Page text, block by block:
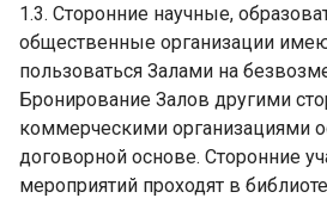
1.3. Сторонние научные,
общественные организации
пользоваться Залами на
Бронирование Залов другими
коммерческими организациями
договорной основе. Сторонние
мероприятий проходят в